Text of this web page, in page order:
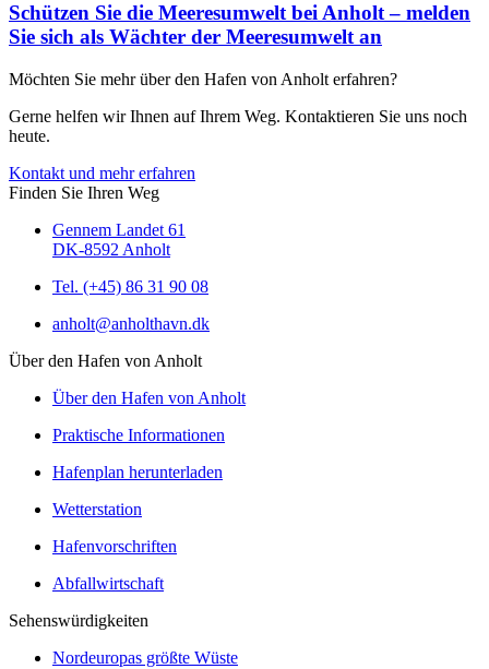
Schützen Sie die Meeresumwelt bei Anholt – melden
Sie sich als Wächter der Meeresumwelt an
Möchten Sie mehr über den Hafen von Anholt erfahren?
Gerne helfen wir Ihnen auf Ihrem Weg. Kontaktieren Sie uns noch
heute.
Kontakt und mehr erfahren
Finden Sie Ihren Weg
Gennem Landet 61
DK-8592 Anholt
Tel. (+45) 86 31 90 08
anholt@anholthavn.dk
Über den Hafen von Anholt
Über den Hafen von Anholt
Praktische Informationen
Hafenplan herunterladen
Wetterstation
Hafenvorschriften
Abfallwirtschaft
Sehenswürdigkeiten
Nordeuropas größte Wüste